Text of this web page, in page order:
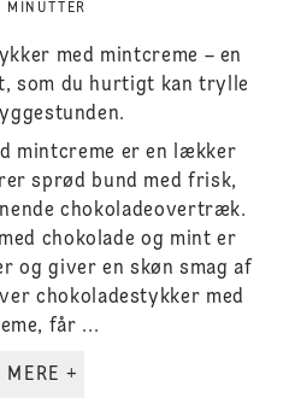
MINUTTER
med mintcreme – en
som du hurtigt kan trylle
mintcreme er en lækker
sprød bund med frisk,
chokoladeovertræk.
chokolade og mint er
og giver en skøn smag af
chokoladestykker med
får ...
LÆS MERE +